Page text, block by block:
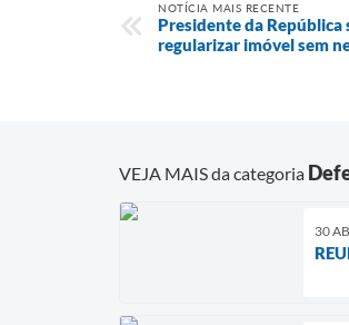
NOTÍCIA MAIS RECENTE
Presidente da
regularizar imóvel sem
VEJA MAIS da categoria
30